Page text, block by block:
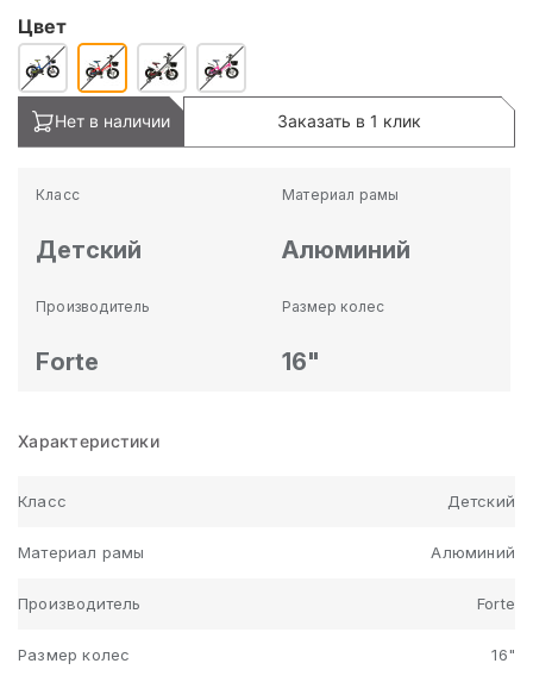
Цвет
Нет в наличии Заказать в 1 клик
Класс
Детский
Материал рамы
Алюминий
Производитель
Forte
Размер колес
16"
Характеристики
Класс Детский
Материал рамы Алюминий
Производитель Forte
Размер колес 16"